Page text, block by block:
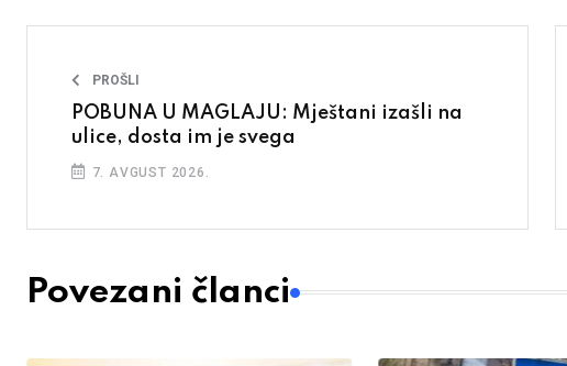
PROŠLI
POBUNA U MAGLAJU: Mještani izašli na
ulice, dosta im je svega
7. AVGUST 2026.
Povezani članci